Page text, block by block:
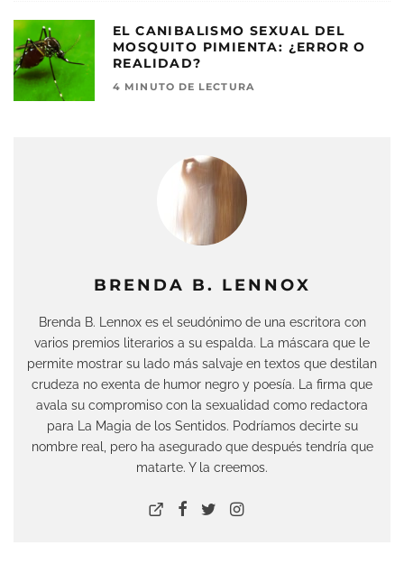
BRENDA B. LENNOX
Brenda B. Lennox es el seudónimo de una escritora con
varios premios literarios a su espalda. La máscara que le
permite mostrar su lado más salvaje en textos que destilan
crudeza no exenta de humor negro y poesía. La firma que
avala su compromiso con la sexualidad como redactora
para La Magia de los Sentidos. Podríamos decirte su
nombre real, pero ha asegurado que después tendría que
matarte. Y la creemos.
EL CANIBALISMO SEXUAL DEL
MOSQUITO PIMIENTA: ¿ERROR O
REALIDAD?
4 MINUTO DE LECTURA